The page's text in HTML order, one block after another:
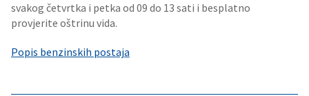
svakog četvrtka i petka od 09 do 13 sati i besplatno
provjerite oštrinu vida.
Popis benzinskih postaja